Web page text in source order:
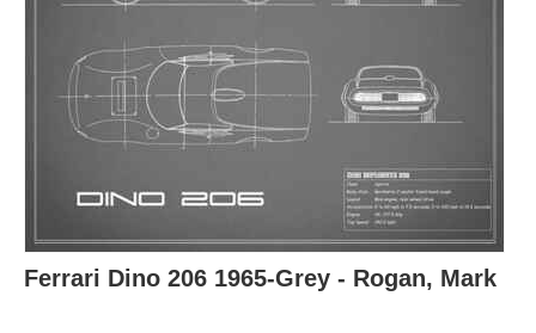
Ferrari Dino 206 1965-Grey - Rogan, Mark